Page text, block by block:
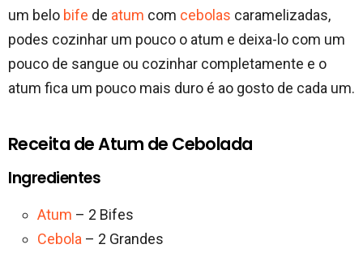
um belo bife de atum com cebolas caramelizadas,
podes cozinhar um pouco o atum e deixa-lo com um
pouco de sangue ou cozinhar completamente e o
atum fica um pouco mais duro é ao gosto de cada um.
Receita de Atum de Cebolada
Ingredientes
Atum – 2 Bifes
Cebola – 2 Grandes